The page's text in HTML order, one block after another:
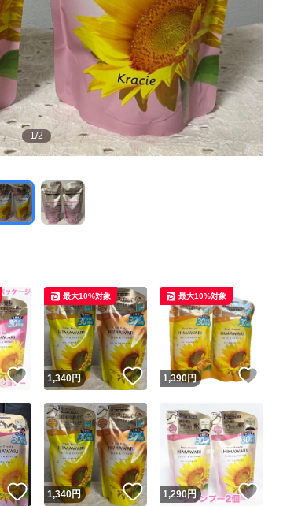
1/2
いいね！
1,340円 いいね！
最大10%対象
1,390円
最大10%対象
いいね！
1,340円 いいね！
1,290円